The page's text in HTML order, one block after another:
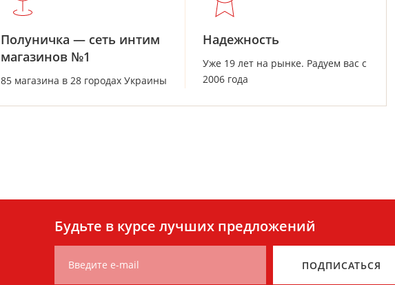
Полуничка — сеть интим
магазинов №1
85 магазина в 28 городах Украины
Надежность
Уже 19 лет на рынке. Радуем вас с
2006 года
Будьте в курсе лучших предложений
Введите e-mail ПОДПИСАТЬСЯ